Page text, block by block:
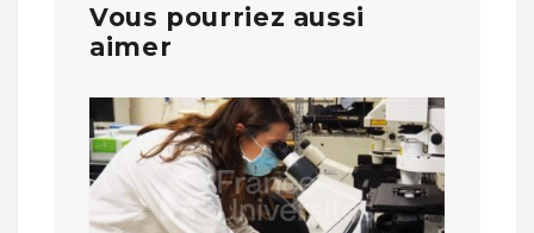
Vous pourriez aussi
aimer